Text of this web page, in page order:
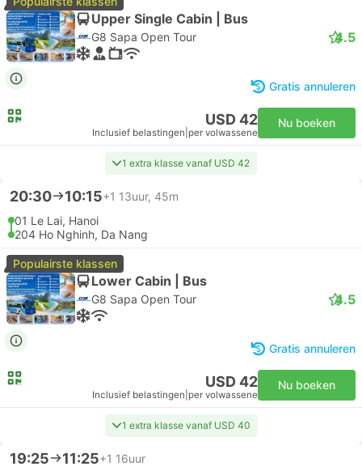
Upper Single Cabin | Bus
G8 Sapa Open Tour 4.5
Gratis annuleren
USD 42
Inclusief belastingen per volwassene
Nu boeken
1 extra klasse vanaf USD 42
20:30 10:15+1 13uur, 45m
01 Le Lai, Hanoi
204 Ho Nghinh, Da Nang
Populairste klassen
Lower Cabin | Bus
G8 Sapa Open Tour 4.5
Gratis annuleren
USD 42
Inclusief belastingen per volwassene
Nu boeken
1 extra klasse vanaf USD 40
19:25 11:25+1 16uur